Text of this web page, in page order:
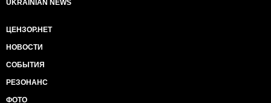
UKRAINIAN NEWS
ЦЕНЗОР.НЕТ
НОВОСТИ
СОБЫТИЯ
РЕЗОНАНС
ФОТО